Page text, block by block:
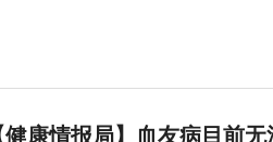
健康情报局】血友病目前